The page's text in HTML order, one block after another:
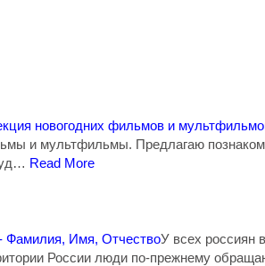
новогодних фильмов и
и мультфильмы. Предлагаю
Read More
Имя, ОтчествоУ всех россиян
России люди по-прежнему